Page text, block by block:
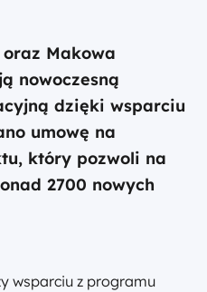
Makowa
nowoczesną
dzięki wsparciu
umowę na
który pozwoli na
2700 nowych
wsparciu z programu